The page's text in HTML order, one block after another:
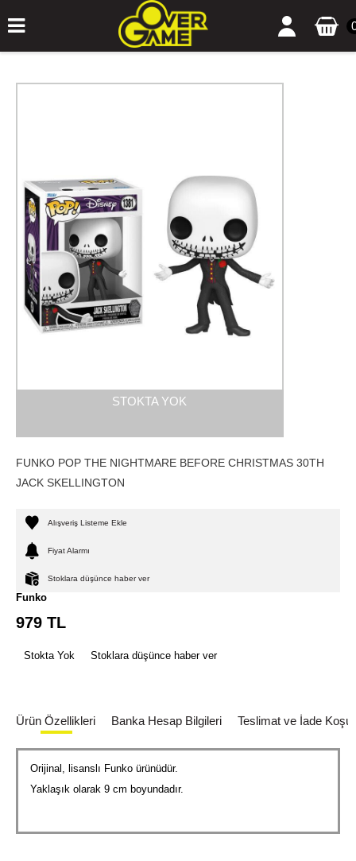
STOKTA YOK
FUNKO POP THE NIGHTMARE BEFORE CHRISTMAS 30TH
JACK SKELLINGTON
Alışveriş Listeme Ekle
Fiyat Alarmı
Stoklara düşünce haber ver
Funko
979 TL
Stokta Yok Stoklara düşünce haber ver
Ürün Özellikleri Banka Hesap Bilgileri Teslimat ve İade
Orijinal, lisanslı Funko ürünüdür.
Yaklaşık olarak 9 cm boyundadır.